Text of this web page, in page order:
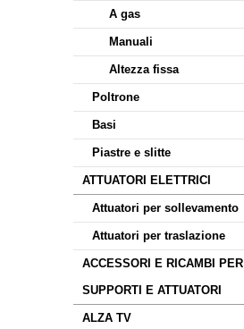
A gas
Manuali
Altezza fissa
Poltrone
Basi
Piastre e slitte
ATTUATORI ELETTRICI
Attuatori per sollevamento
Attuatori per traslazione
ACCESSORI E RICAMBI PER
SUPPORTI E ATTUATORI
ALZA TV